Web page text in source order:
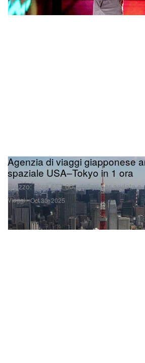
Viaggi
Agenzia di viaggi giapponese
spaziale USA–Tokyo in 1 ora
Prezzo: circa 657.000 dollari per andata e
Oct 30, 2025